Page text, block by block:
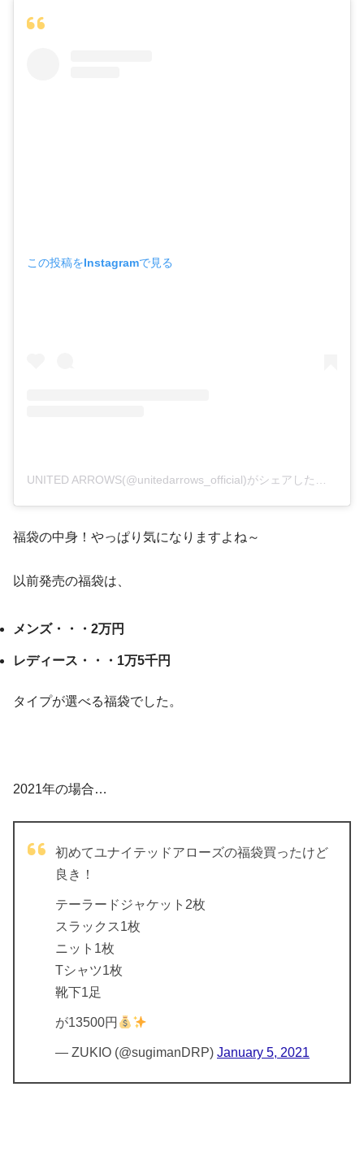
この投稿をInstagramで見る
UNITED ARROWS(@unitedarrows_official)がシェアした投稿
福袋の中身！やっぱり気になりますよね～
以前発売の福袋は、
メンズ・・・2万円
レディース・・・1万5千円
タイプが選べる福袋でした。
2021年の場合…
初めてユナイテッドアローズの福袋買ったけど
良き！
テーラードジャケット2枚
スラックス1枚
ニット1枚
Tシャツ1枚
靴下1足
が13500円
— ZUKIO (@sugimanDRP) January 5, 2021